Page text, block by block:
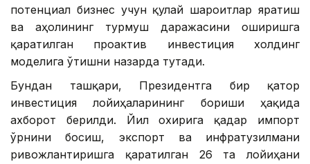
потенциал бизнес учун қулай шароитлар яратиш
ва аҳолининг турмуш даражасини оширишга
қаратилган проактив инвестиция холдинг
моделига ўтишни назарда тутади.
Бундан ташқари, Президентга бир қатор
инвестиция лойиҳаларининг бориши ҳақида
ахборот берилди. Йил охирига қадар импорт
ўрнини босиш, экспорт ва инфратузилмани
ривожлантиришга қаратилган 26 та лойиҳани